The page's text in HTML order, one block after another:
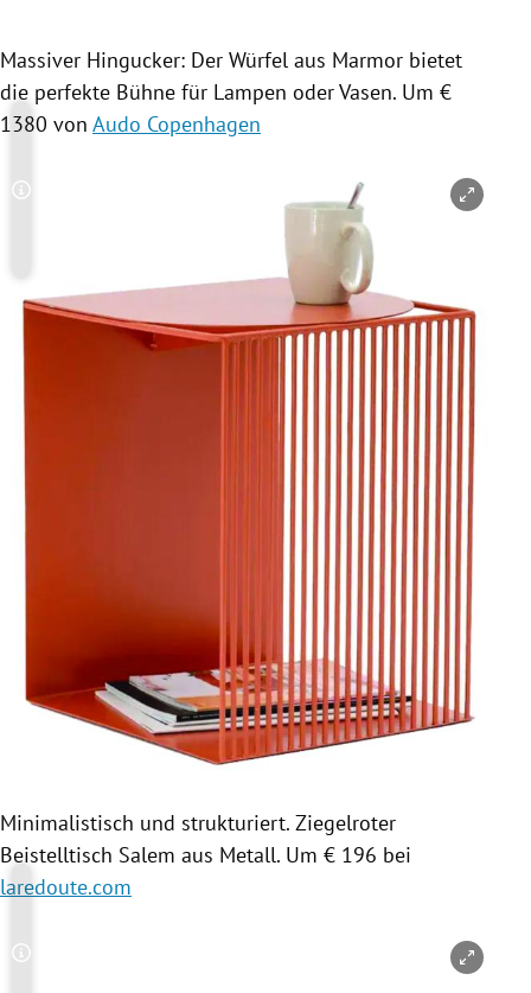
Massiver Hingucker: Der Würfel aus Marmor bietet
die perfekte Bühne für Lampen oder Vasen. Um €
1380 von Audo Copenhagen
Copyright-Hinweis öffnen/schließen
Minimalistisch und strukturiert. Ziegelroter
Beistelltisch Salem aus Metall. Um € 196 bei
laredoute.com
Copyright-Hinweis öffnen/schließen